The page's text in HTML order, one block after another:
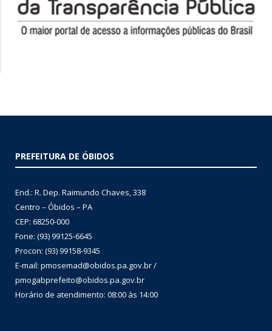
PREFEITURA DE ÓBIDOS
End.: R. Dep. Raimundo Chaves, 338
Centro – Óbidos – PA
CEP: 68250-000
Fone: (93) 99125-6645
Procon: (93) 99158-9345
E-mail: pmosemad@obidos.pa.gov.br /
pmogabprefeito@obidos.pa.gov.br
Horário de atendimento: 08:00 às 14:00